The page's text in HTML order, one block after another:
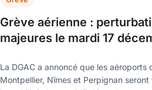
Grève aérienne :
majeures le mardi 17
La DGAC a annoncé que les aéroports
Montpellier, Nîmes et Perpignan seront